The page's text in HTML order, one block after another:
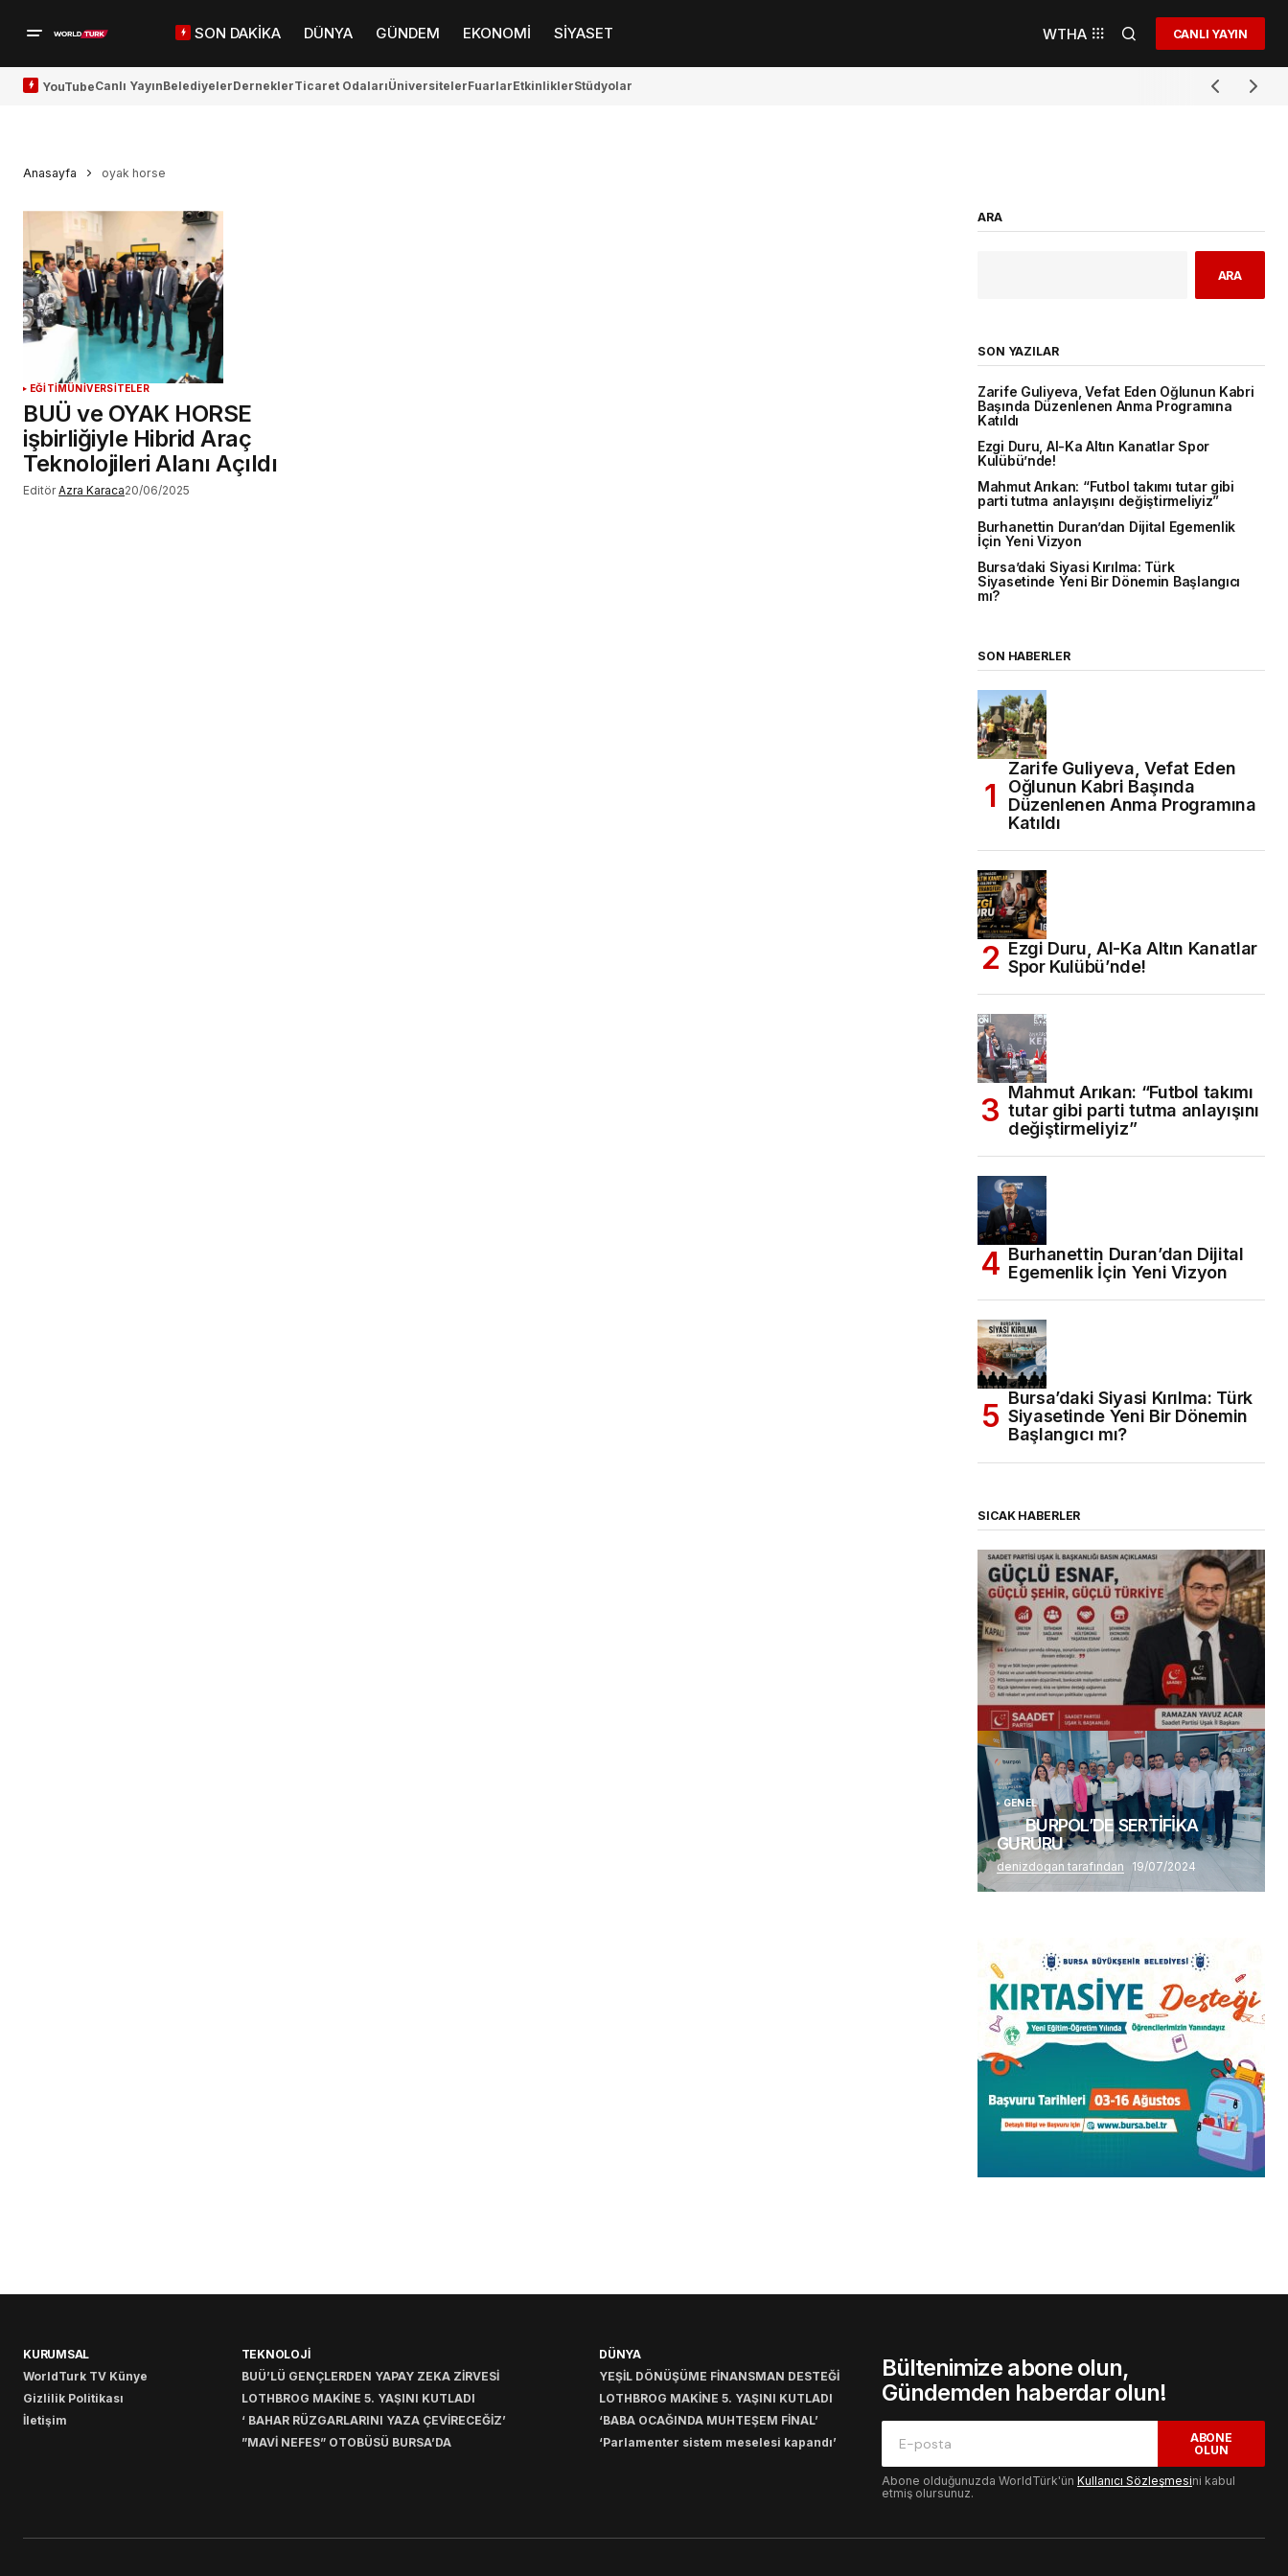
SON DAKİKA DÜNYA GÜNDEM EKONOMİ SİYASET WTHA CANLI YAYIN
YouTubeCanlı YayınBelediyelerDerneklerTicaret OdalarıÜniversitelerFuarlarEtkinliklerStüdyolar
Anasayfa oyak horse
EĞİTİMÜNİVERSİTELER
BUÜ ve OYAK HORSE
işbirliğiyle Hibrid Araç
Teknolojileri Alanı Açıldı
Editör Azra Karaca20/06/2025
ARA
ARA
SON YAZILAR
Zarife Guliyeva, Vefat Eden Oğlunun Kabri
Başında Düzenlenen Anma Programına
Katıldı
Ezgi Duru, Al-Ka Altın Kanatlar Spor
Kulübü’nde!
Mahmut Arıkan: “Futbol takımı tutar gibi
parti tutma anlayışını değiştirmeliyiz”
Burhanettin Duran’dan Dijital Egemenlik
İçin Yeni Vizyon
Bursa’daki Siyasi Kırılma: Türk
Siyasetinde Yeni Bir Dönemin Başlangıcı
mı?
SON HABERLER
Zarife Guliyeva, Vefat Eden
Oğlunun Kabri Başında
Düzenlenen Anma Programına
Katıldı
Ezgi Duru, Al-Ka Altın Kanatlar
Spor Kulübü’nde!
Mahmut Arıkan: “Futbol takımı
tutar gibi parti tutma anlayışını
değiştirmeliyiz”
Burhanettin Duran’dan Dijital
Egemenlik İçin Yeni Vizyon
Bursa’daki Siyasi Kırılma: Türk
Siyasetinde Yeni Bir Dönemin
Başlangıcı mı?
SICAK HABERLER
(başlıksız)
Alaattin Karahan tarafından 14/07/2026
GENEL
BURPOL’DE SERTİFİKA
GURURU
denizdogan tarafından 19/07/2024
KURUMSAL
WorldTurk TV Künye
Gizlilik Politikası
İletişim
TEKNOLOJİ
BUÜ’LÜ GENÇLERDEN YAPAY ZEKA ZİRVESİ
LOTHBROG MAKİNE 5. YAŞINI KUTLADI
‘ BAHAR RÜZGARLARINI YAZA ÇEVİRECEĞİZ’
”MAVİ NEFES” OTOBÜSÜ BURSA’DA
DÜNYA
YEŞİL DÖNÜŞÜME FİNANSMAN DESTEĞİ
LOTHBROG MAKİNE 5. YAŞINI KUTLADI
‘BABA OCAĞINDA MUHTEŞEM FİNAL’
‘Parlamenter sistem meselesi kapandı’
Bültenimize abone olun,
Gündemden haberdar olun!
ABONE
OLUN
Abone olduğunuzda WorldTürk'ün Kullanıcı Sözleşmesini kabul
etmiş olursunuz.